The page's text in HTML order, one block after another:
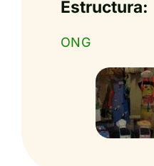
Estructura:
ONG